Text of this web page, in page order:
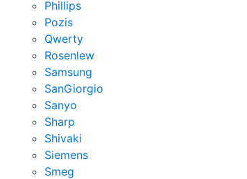
Phillips
Pozis
Qwerty
Rosenlew
Samsung
SanGiorgio
Sanyo
Sharp
Shivaki
Siemens
Smeg